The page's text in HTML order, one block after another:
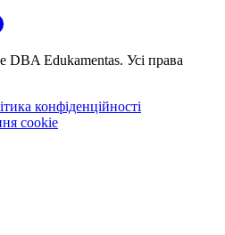
Edukamentas. Усі права
конфіденційності
cookie